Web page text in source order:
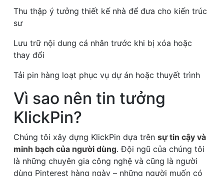
Thu thập ý tưởng thiết kế nhà để đưa cho kiến trúc
sư
Lưu trữ nội dung cá nhân trước khi bị xóa hoặc
thay đổi
Tải pin hàng loạt phục vụ dự án hoặc thuyết trình
Vì sao nên tin tưởng
KlickPin?
Chúng tôi xây dựng KlickPin dựa trên sự tin cậy và
minh bạch của người dùng. Đội ngũ của chúng tôi
là những chuyên gia công nghệ và cũng là người
dùng Pinterest hàng ngày – những người muốn có